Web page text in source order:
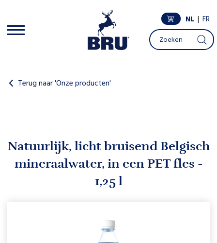
NL | FR
Terug naar 'Onze producten'
Natuurlijk, licht bruisend Belgisch
mineraalwater, in een PET fles -
1,25 l